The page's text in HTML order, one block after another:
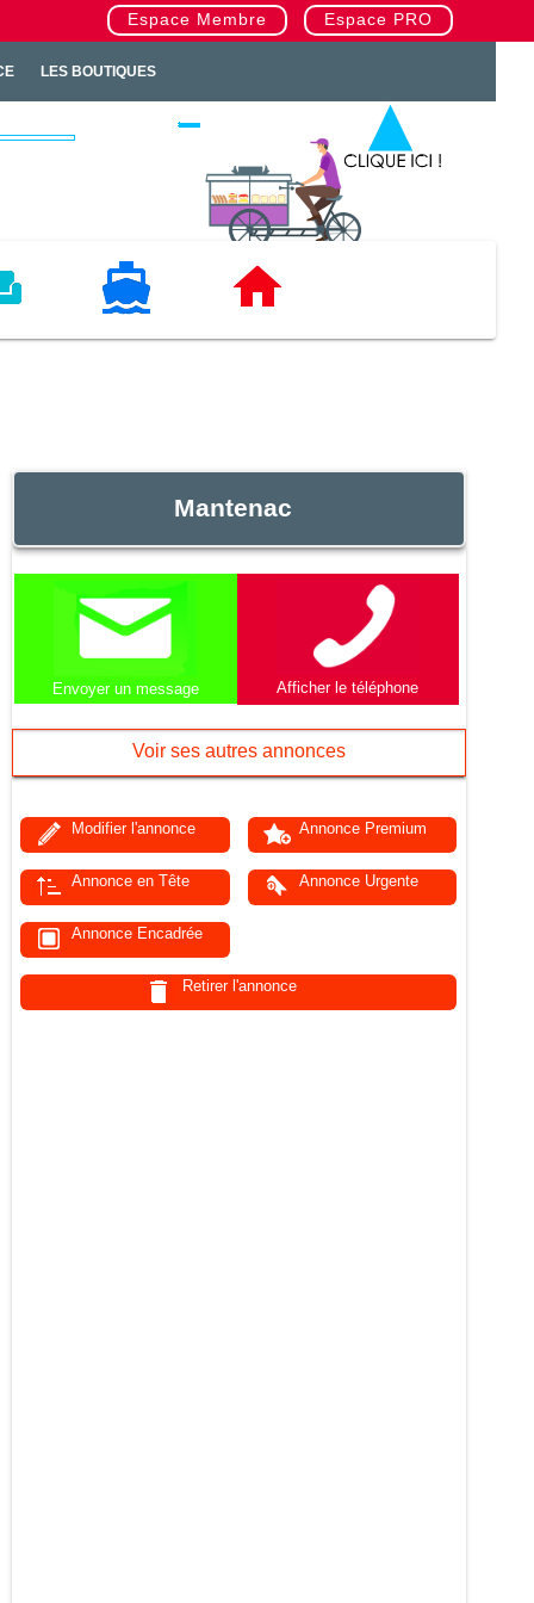
Espace Membre Espace PRO
LES BOUTIQUES
NAUTISME IMMOBILIERS
Mantenac
Envoyer un message Afficher le téléphone
Voir ses autres annonces
Modifier l'annonce Annonce Premium
Annonce en Tête Annonce Urgente
Annonce Encadrée
Retirer l'annonce